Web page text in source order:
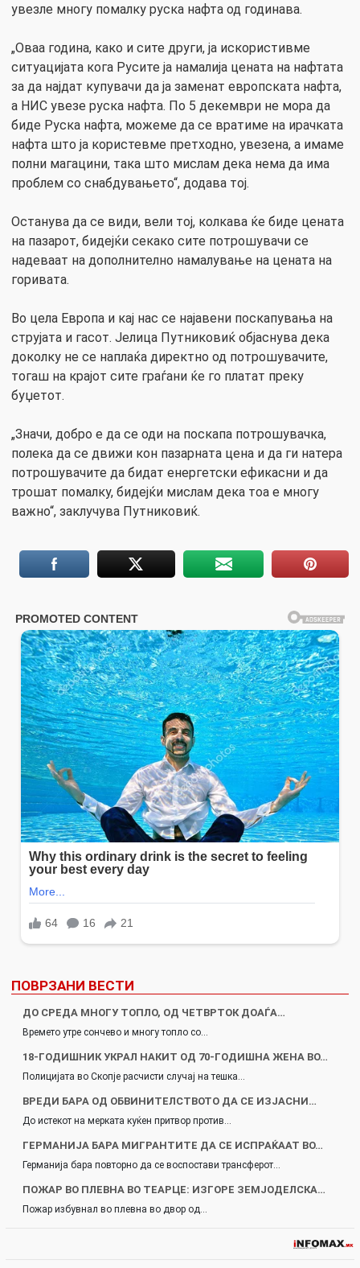
увезле многу помалку руска нафта од годинава.
„Оваа година, како и сите други, ја искористивме
ситуацијата кога Русите ја намалија цената на нафтата
за да најдат купувачи да ја заменат европската нафта,
а НИС увезе руска нафта. По 5 декември не мора да
биде Руска нафта, можеме да се вратиме на ирачката
нафта што ја користевме претходно, увезена, а имаме
полни магацини, така што мислам дека нема да има
проблем со снабдувањето“, додава тој.
Останува да се види, вели тој, колкава ќе биде цената
на пазарот, бидејќи секако сите потрошувачи се
надеваат на дополнително намалување на цената на
горивата.
Во цела Европа и кај нас се најавени поскапувања на
струјата и гасот. Јелица Путниковиќ објаснува дека
доколку не се наплаќа директно од потрошувачите,
тогаш на крајот сите граѓани ќе го платат преку
буџетот.
„Значи, добро е да се оди на поскапа потрошувачка,
полека да се движи кон пазарната цена и да ги натера
потрошувачите да бидат енергетски ефикасни и да
трошат помалку, бидејќи мислам дека тоа е многу
важно“, заклучува Путниковиќ.
ПОВРЗАНИ ВЕСТИ
ДО СРЕДА МНОГУ ТОПЛО, ОД ЧЕТВРТОК ДОАЃА…
Времето утре сончево и многу топло со…
18-ГОДИШНИК УКРАЛ НАКИТ ОД 70-ГОДИШНА ЖЕНА ВО…
Полицијата во Скопје расчисти случај на тешка…
ВРЕДИ БАРА ОД ОБВИНИТЕЛСТВОТО ДА СЕ ИЗЈАСНИ…
До истекот на мерката куќен притвор против…
ГЕРМАНИЈА БАРА МИГРАНТИТЕ ДА СЕ ИСПРАЌААТ ВО…
Германија бара повторно да се воспостави трансферот…
ПОЖАР ВО ПЛЕВНА ВО ТЕАРЦЕ: ИЗГОРЕ ЗЕМЈОДЕЛСКА…
Пожар избувнал во плевна во двор од…